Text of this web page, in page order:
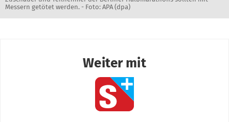
Messern getötet werden. - Foto: APA (dpa)